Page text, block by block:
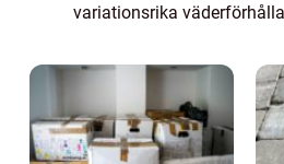
variationsrika